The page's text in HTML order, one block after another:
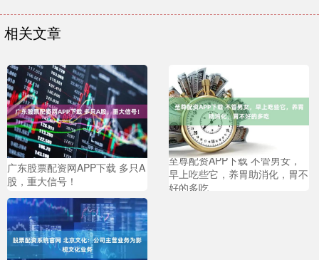
相关文章
广东股票配资网APP下载 多只A
股，重大信号！
至尊配资APP下载 不管男女，
早上吃些它，养胃助消化，胃不
好的多吃